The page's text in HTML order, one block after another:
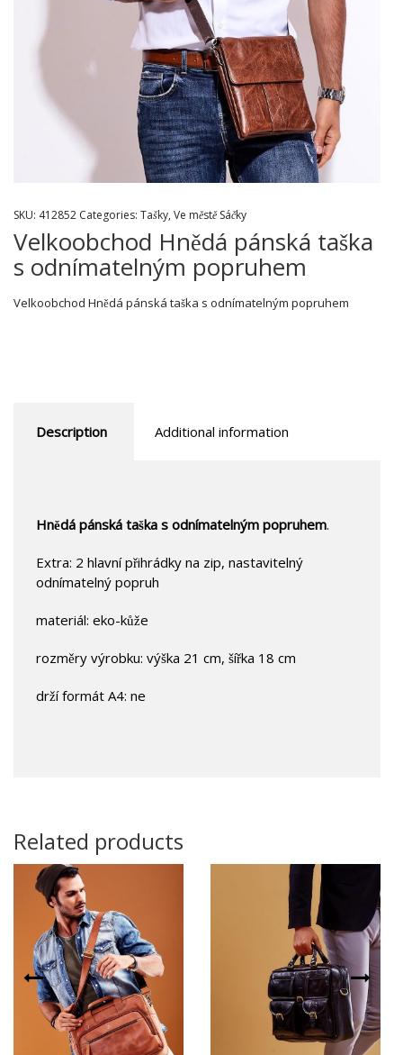
SKU: 412852 Categories: Tašky, Ve městě Sáčky
Velkoobchod Hnědá pánská taška
s odnímatelným popruhem
Velkoobchod Hnědá pánská taška s odnímatelným popruhem
Description Additional information
Hnědá pánská taška s odnímatelným popruhem.
Extra: 2 hlavní přihrádky na zip, nastavitelný
odnímatelný popruh
materiál: eko-kůže
rozměry výrobku: výška 21 cm, šířka 18 cm
drží formát A4: ne
Related products